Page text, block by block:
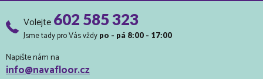
Volejte602 585 323
Jsme tady pro Vás vždy po - pá 8:00 - 17:00
Napište nám na
info@navafloor.cz